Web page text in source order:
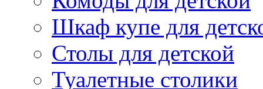
Шкаф купе для
Столы для детской
Туалетные столики